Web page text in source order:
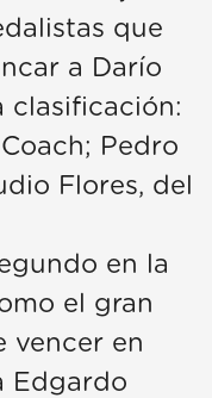
que
a Darío
clasificación:
Pedro
Flores, del
en la
el gran
vencer en
Edgardo